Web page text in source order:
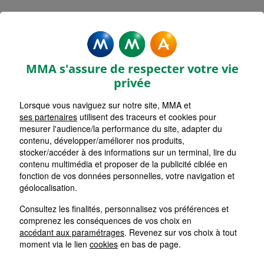
Mentions légales - MMA
FORBACH SAINT REMY
Accueil
Retour
Mentions Légales
Les cookies sur le site de votre
Agent Général MMA
MMA s'assure de respecter votre vie
privée
Lorsque vous naviguez sur notre site, MMA et
ses partenaires utilisent des traceurs et cookies pour
mesurer l'audience/la performance du site, adapter du
contenu, développer/améliorer nos produits,
stocker/accéder à des informations sur un terminal, lire du
contenu multimédia et proposer de la publicité ciblée en
fonction de vos données personnelles, votre navigation et
géolocalisation.
Consultez les finalités, personnalisez vos préférences et
comprenez les conséquences de vos choix en
accédant aux paramétrages. Revenez sur vos choix à tout
moment via le lien cookies en bas de page.